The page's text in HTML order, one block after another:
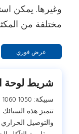
وغيرها. يمكن
مختلفة من
عرض فوري
شريط لوحة
سبيكة: 1050 1060 1070 1100 3004
تتميز هذه
والتوصيل الحراري